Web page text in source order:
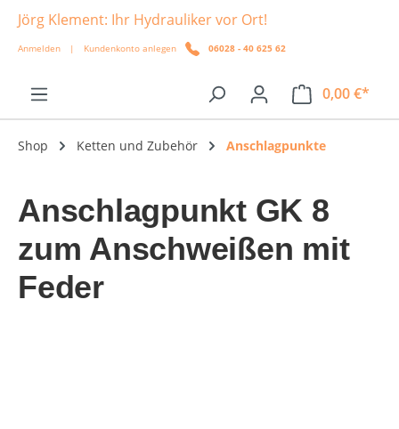
springen
Jörg Klement: Ihr Hydrauliker vor Ort!
Anmelden | Kundenkonto anlegen 06028 - 40 625 62
0,00 €*
Shop Ketten und Zubehör Anschlagpunkte
Anschlagpunkt GK 8
zum Anschweißen mit
Feder